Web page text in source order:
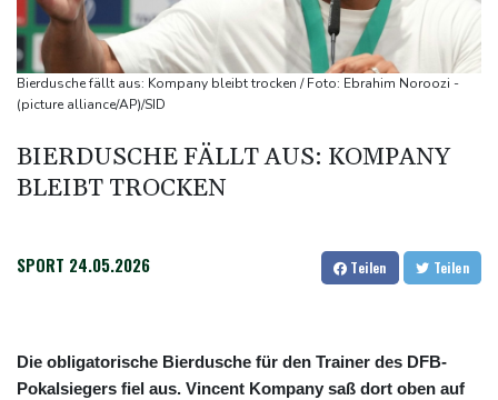
freiem Fuß
Deutschlands Exporte im Juni leicht gestiegen
Ungenügender Schutz von Kindern: Meta muss in den USA 567
Millionen Dollar zahlen
gegen Proteste vor
WNBA: Toronto bleibt trotz starker Sabally in der Krise
Bierdusche fällt aus: Kompany bleibt trocken / Foto: Ebrahim Noroozi -
(picture alliance/AP)/SID
BIERDUSCHE FÄLLT AUS: KOMPANY
BLEIBT TROCKEN
SPORT 24.05.2026 Teilen Teilen
Die obligatorische Bierdusche für den Trainer des DFB-
Pokalsiegers fiel aus. Vincent Kompany saß dort oben auf